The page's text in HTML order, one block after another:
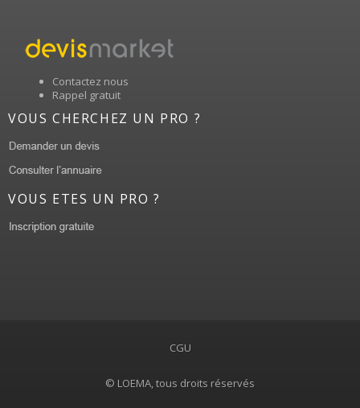
Contactez nous
Rappel gratuit
VOUS CHERCHEZ UN PRO ?
VOUS ETES UN PRO ?
CGU
© LOEMA, tous droits réservés